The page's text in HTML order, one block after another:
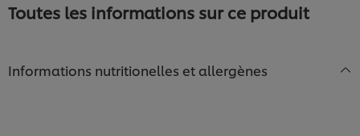
Toutes les informations sur ce produit
Informations nutritionelles et allergènes